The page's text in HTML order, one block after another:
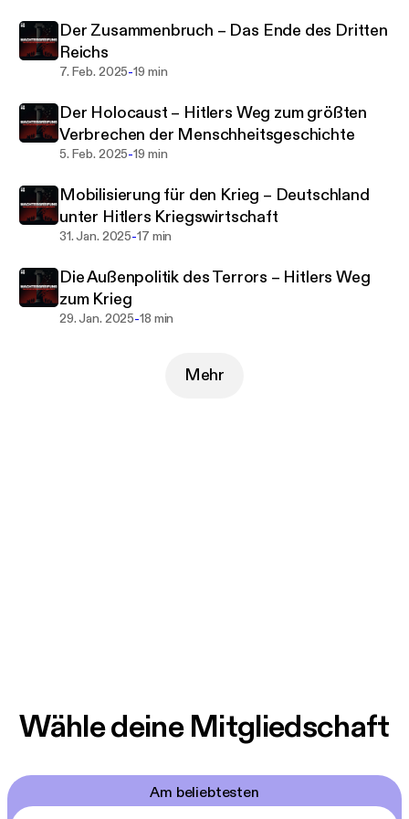
Gleichgültigkeit den Weg für eine der dunkelsten
Perioden der Geschichte ebneten. Diese Serie
erzählt nicht nur die Geschichte einer zerstörten
Freiheit, sondern auch, welche Lehren wir aus der
Vergangenheit für die Gegenwart ziehen können.
Eine eindringliche Erinnerung daran, dass
Demokratie keine Selbstverständlichkeit ist – und
wie wichtig es ist, sie zu schützen.
https://48forward.com
Moderation: Daniel Fürg
Der Zusammenbruch – Das Ende des Dritten
Reichs
7. Feb. 2025-19 min
Der Holocaust – Hitlers Weg zum größten
Verbrechen der Menschheitsgeschichte
5. Feb. 2025-19 min
Mobilisierung für den Krieg – Deutschland
unter Hitlers Kriegswirtschaft
31. Jan. 2025-17 min
Die Außenpolitik des Terrors – Hitlers Weg
zum Krieg
29. Jan. 2025-18 min
Mehr
Wähle deine Mitgliedschaft
Am beliebtesten